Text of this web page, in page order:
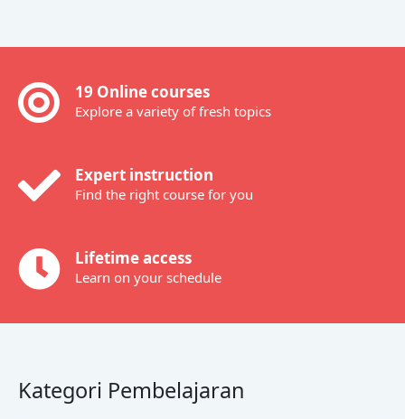
19 Online courses
Explore a variety of fresh topics
Expert instruction
Find the right course for you
Lifetime access
Learn on your schedule
Kategori Pembelajaran